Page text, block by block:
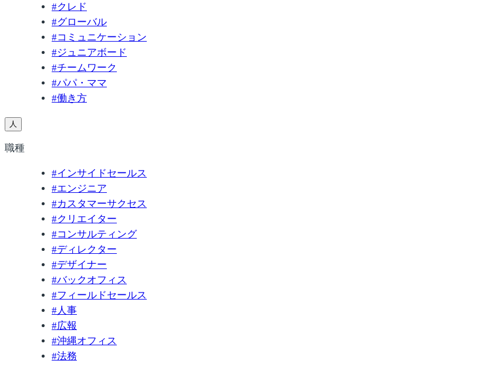
#クレド
#グローバル
#コミュニケーション
#ジュニアボード
#チームワーク
#パパ・ママ
#働き方
人
職種
#インサイドセールス
#エンジニア
#カスタマーサクセス
#クリエイター
#コンサルティング
#ディレクター
#デザイナー
#バックオフィス
#フィールドセールス
#人事
#広報
#沖縄オフィス
#法務